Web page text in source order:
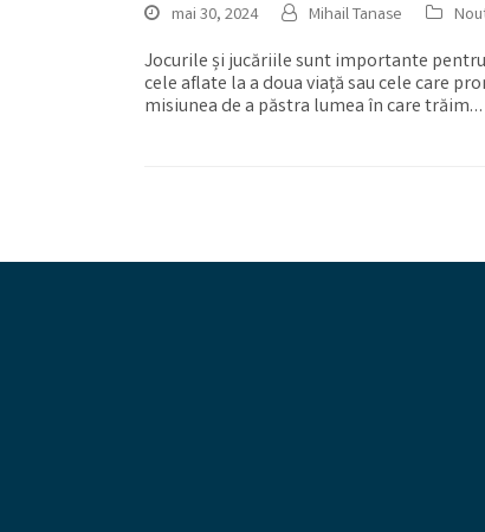
mai 30, 2024 Mihail Tanase
Jocurile și jucăriile sunt importante
cele aflate la a doua viață sau cele care
misiunea de a păstra lumea în care trăim…